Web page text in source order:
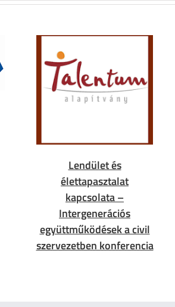
Lendület és
élettapasztalat
kapcsolata –
Intergenerációs
együttműködések a civil
szervezetben konferencia